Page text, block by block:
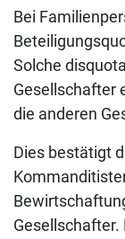
Bei
Solche
Gesellschafter
die anderen
Dies bestätigt
Gesellschafter.